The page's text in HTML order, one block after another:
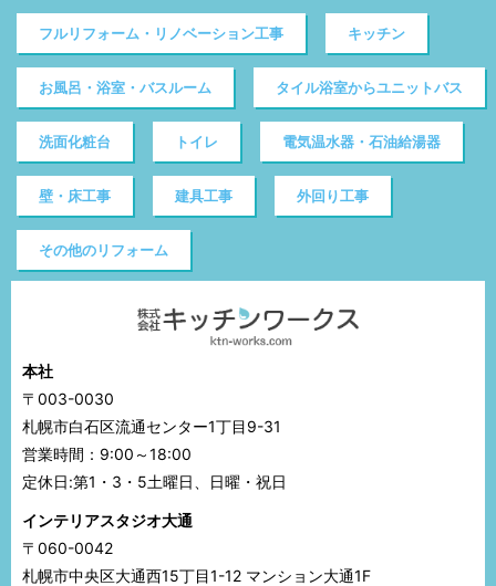
フルリフォーム・リノベーション工事 キッチン
お風呂・浴室・バスルーム タイル浴室からユニットバス
洗面化粧台 トイレ 電気温水器・石油給湯器
壁・床工事 建具工事 外回り工事
その他のリフォーム
本社
〒003-0030
札幌市白石区流通センター1丁目9-31
営業時間：9:00～18:00
定休日:第1・3・5土曜日、日曜・祝日
インテリアスタジオ大通
〒060-0042
札幌市中央区大通西15丁目1-12 マンション大通1F